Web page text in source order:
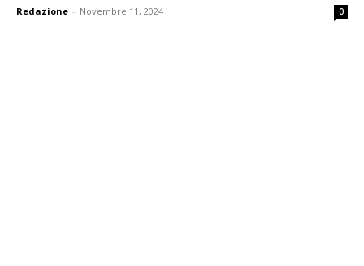
Redazione - Novembre 11, 2024 0